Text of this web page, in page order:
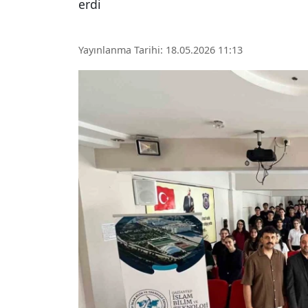
erdi
Yayınlanma Tarihi: 18.05.2026 11:13